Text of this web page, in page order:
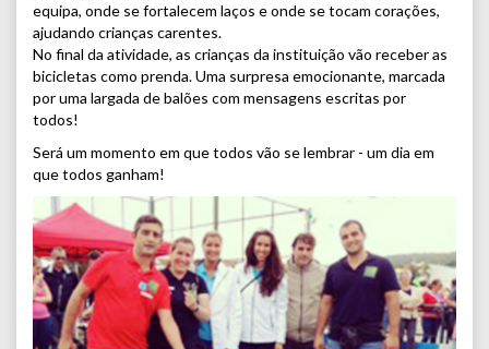
equipa, onde se fortalecem laços e onde se tocam corações,
ajudando crianças carentes.
No final da atividade, as crianças da instituição vão receber as
bicicletas como prenda. Uma surpresa emocionante, marcada
por uma largada de balões com mensagens escritas por
todos!
Será um momento em que todos vão se lembrar - um dia em
que todos ganham!